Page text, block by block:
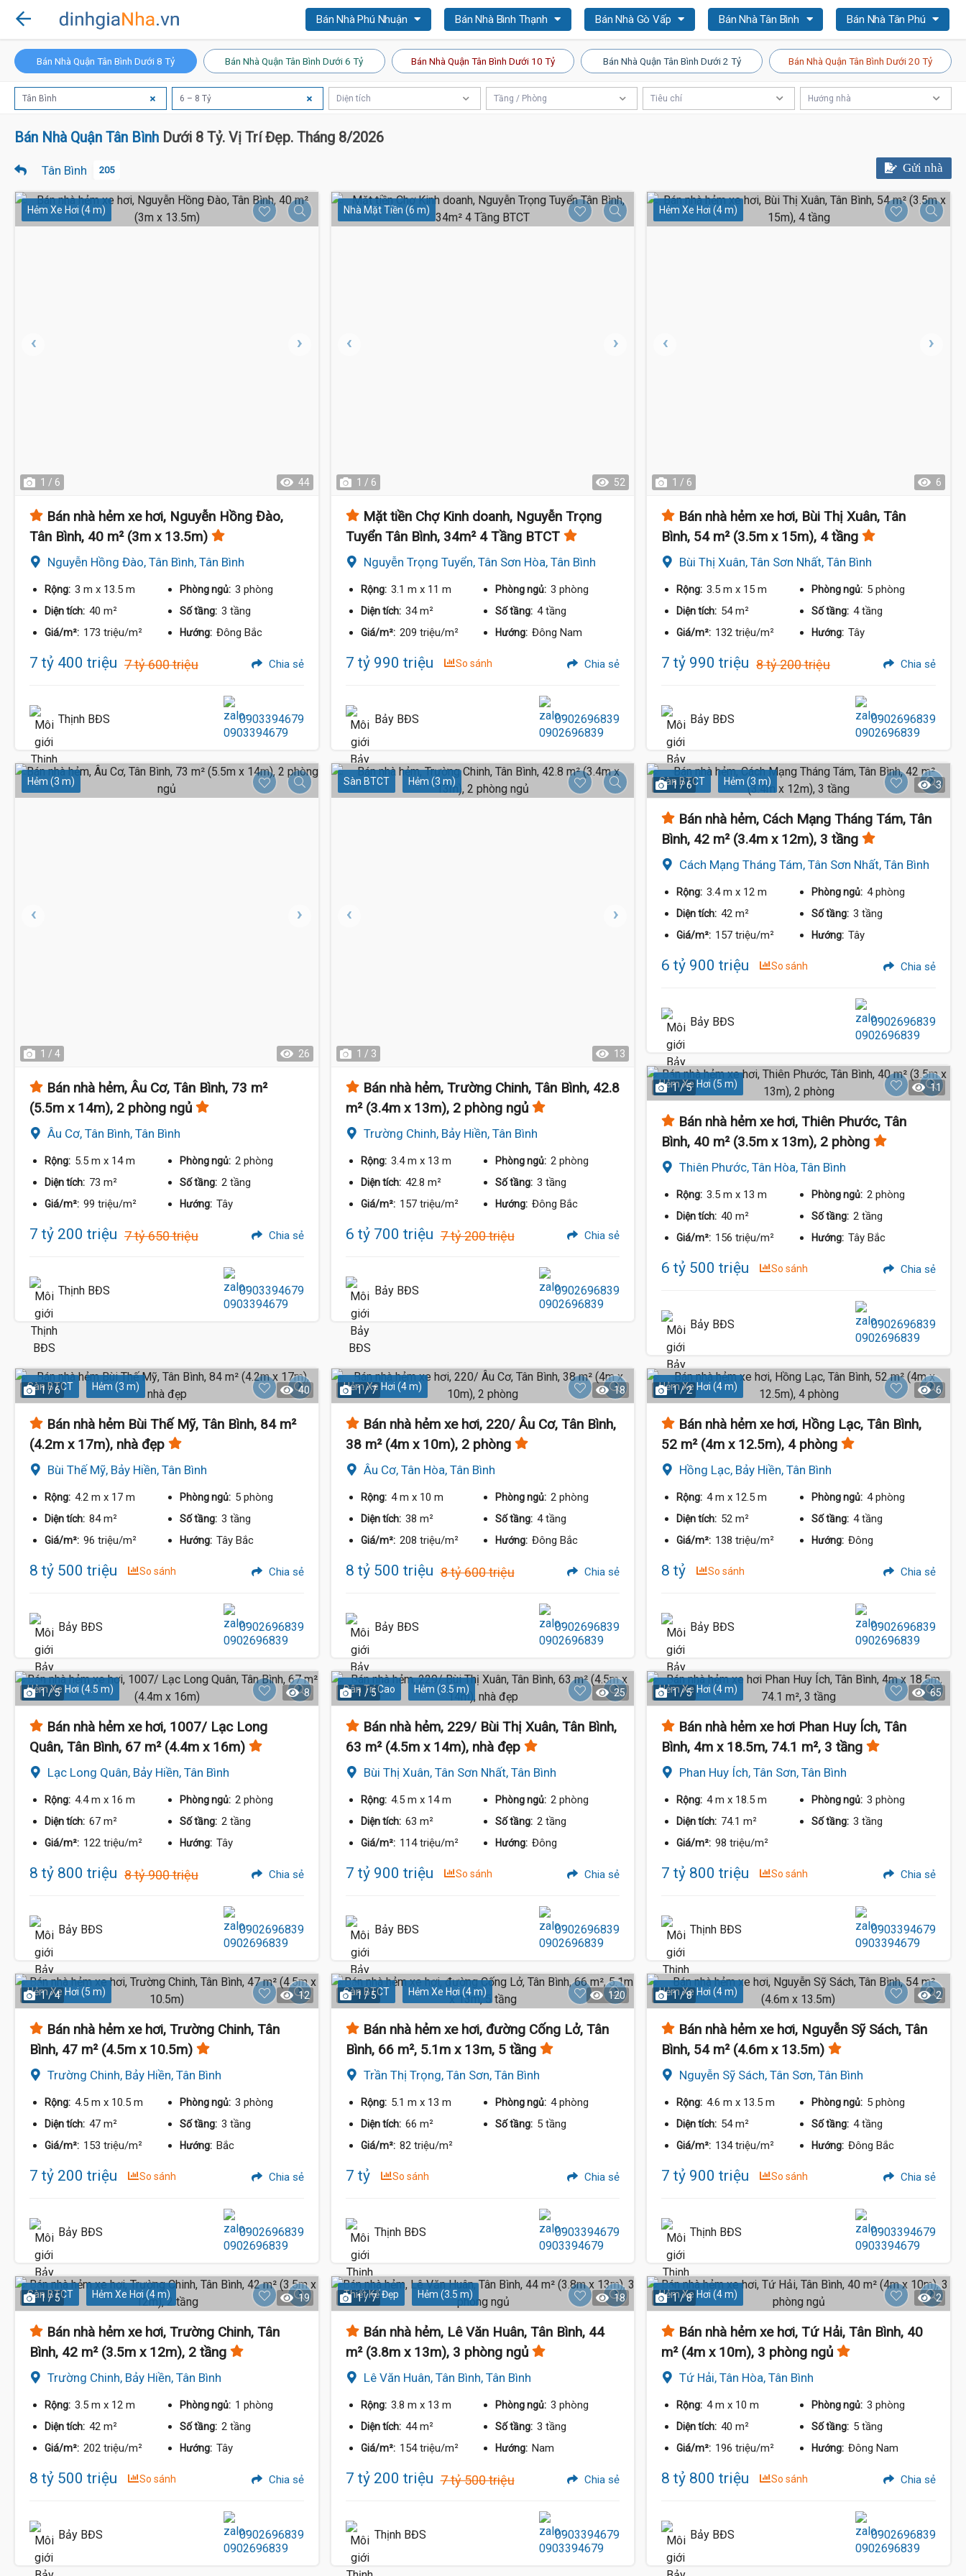
Bán Nhà Phú Nhuận Bán Nhà Bình Thạnh Bán Nhà Gò Vấp Bán Nhà Tân Bình Bán Nhà Tân Phú
Bán Nhà Quận Tân Bình Dưới 8 Tỷ Bán Nhà Quận Tân Bình Dưới 6 Tỷ Bán Nhà Quận Tân Bình Dưới 10 Tỷ Bán Nhà Quận Tân Bình Dưới 2 Tỷ Bán Nhà Quận Tân Bình Dưới 20 Tỷ
Tân Bình 6 – 8 Tỷ Diện tích Tầng / Phòng Tiêu chí Hướng nhà
Bán Nhà Quận Tân Bình Dưới 8 Tỷ. Vị Trí Đẹp. Tháng 8/2026
Gửi nhà
Tân Bình 205
Hẻm Xe Hơi (4 m)
1 / 6 44
Bán nhà hẻm xe hơi, Nguyễn Hồng Đào,
Tân Bình, 40 m² (3m x 13.5m)
Nguyễn Hồng Đào, Tân Bình, Tân Bình
Rộng: 3 m x 13.5 m Phòng ngủ: 3 phòng
Diện tích: 40 m² Số tầng: 3 tầng
Giá/m²: 173 triệu/m² Hướng: Đông Bắc
7 tỷ 400 triệu 7 tỷ 600 triệu Chia sẻ
Thịnh BĐS 0903394679
Nhà Mặt Tiền (6 m)
1 / 6 52
Mặt tiền Chợ Kinh doanh, Nguyễn Trọng
Tuyển Tân Bình, 34m² 4 Tầng BTCT
Nguyễn Trọng Tuyển, Tân Sơn Hòa, Tân Bình
Rộng: 3.1 m x 11 m Phòng ngủ: 3 phòng
Diện tích: 34 m² Số tầng: 4 tầng
Giá/m²: 209 triệu/m² Hướng: Đông Nam
7 tỷ 990 triệu So sánh Chia sẻ
Bảy BĐS 0902696839
Hẻm Xe Hơi (4 m)
1 / 6 6
Bán nhà hẻm xe hơi, Bùi Thị Xuân, Tân
Bình, 54 m² (3.5m x 15m), 4 tầng
Bùi Thị Xuân, Tân Sơn Nhất, Tân Bình
Rộng: 3.5 m x 15 m Phòng ngủ: 5 phòng
Diện tích: 54 m² Số tầng: 4 tầng
Giá/m²: 132 triệu/m² Hướng: Tây
7 tỷ 990 triệu 8 tỷ 200 triệu Chia sẻ
Bảy BĐS 0902696839
Hẻm (3 m)
1 / 4 26
Bán nhà hẻm, Âu Cơ, Tân Bình, 73 m²
(5.5m x 14m), 2 phòng ngủ
Âu Cơ, Tân Bình, Tân Bình
Rộng: 5.5 m x 14 m Phòng ngủ: 2 phòng
Diện tích: 73 m² Số tầng: 2 tầng
Giá/m²: 99 triệu/m² Hướng: Tây
7 tỷ 200 triệu 7 tỷ 650 triệu Chia sẻ
Thịnh BĐS 0903394679
Sàn BTCT Hẻm (3 m)
1 / 3 13
Bán nhà hẻm, Trường Chinh, Tân Bình, 42.8
m² (3.4m x 13m), 2 phòng ngủ
Trường Chinh, Bảy Hiền, Tân Bình
Rộng: 3.4 m x 13 m Phòng ngủ: 2 phòng
Diện tích: 42.8 m² Số tầng: 3 tầng
Giá/m²: 157 triệu/m² Hướng: Đông Bắc
6 tỷ 700 triệu 7 tỷ 200 triệu Chia sẻ
Bảy BĐS 0902696839
Sàn BTCT Hẻm (3 m)
1 / 6 3
Bán nhà hẻm, Cách Mạng Tháng Tám, Tân
Bình, 42 m² (3.4m x 12m), 3 tầng
Cách Mạng Tháng Tám, Tân Sơn Nhất, Tân Bình
Rộng: 3.4 m x 12 m Phòng ngủ: 4 phòng
Diện tích: 42 m² Số tầng: 3 tầng
Giá/m²: 157 triệu/m² Hướng: Tây
6 tỷ 900 triệu So sánh Chia sẻ
Bảy BĐS 0902696839
Hẻm Xe Hơi (5 m)
1 / 5 11
Bán nhà hẻm xe hơi, Thiên Phước, Tân
Bình, 40 m² (3.5m x 13m), 2 phòng
Thiên Phước, Tân Hòa, Tân Bình
Rộng: 3.5 m x 13 m Phòng ngủ: 2 phòng
Diện tích: 40 m² Số tầng: 2 tầng
Giá/m²: 156 triệu/m² Hướng: Tây Bắc
6 tỷ 500 triệu So sánh Chia sẻ
Bảy BĐS 0902696839
Sàn BTCT Hẻm (3 m)
1 / 6 40
Bán nhà hẻm Bùi Thế Mỹ, Tân Bình, 84 m²
(4.2m x 17m), nhà đẹp
Bùi Thế Mỹ, Bảy Hiền, Tân Bình
Rộng: 4.2 m x 17 m Phòng ngủ: 5 phòng
Diện tích: 84 m² Số tầng: 3 tầng
Giá/m²: 96 triệu/m² Hướng: Tây Bắc
8 tỷ 500 triệu So sánh Chia sẻ
Bảy BĐS 0902696839
Hẻm Xe Hơi (4 m)
1 / 7 18
Bán nhà hẻm xe hơi, 220/ Âu Cơ, Tân Bình,
38 m² (4m x 10m), 2 phòng
Âu Cơ, Tân Hòa, Tân Bình
Rộng: 4 m x 10 m Phòng ngủ: 2 phòng
Diện tích: 38 m² Số tầng: 4 tầng
Giá/m²: 208 triệu/m² Hướng: Đông Bắc
8 tỷ 500 triệu 8 tỷ 600 triệu Chia sẻ
Bảy BĐS 0902696839
Hẻm Xe Hơi (4 m)
1 / 2 6
Bán nhà hẻm xe hơi, Hồng Lạc, Tân Bình,
52 m² (4m x 12.5m), 4 phòng
Hồng Lạc, Bảy Hiền, Tân Bình
Rộng: 4 m x 12.5 m Phòng ngủ: 4 phòng
Diện tích: 52 m² Số tầng: 4 tầng
Giá/m²: 138 triệu/m² Hướng: Đông
8 tỷ So sánh Chia sẻ
Bảy BĐS 0902696839
Hẻm Xe Hơi (4.5 m)
1 / 5 8
Bán nhà hẻm xe hơi, 1007/ Lạc Long
Quân, Tân Bình, 67 m² (4.4m x 16m)
Lạc Long Quân, Bảy Hiền, Tân Bình
Rộng: 4.4 m x 16 m Phòng ngủ: 2 phòng
Diện tích: 67 m² Số tầng: 2 tầng
Giá/m²: 122 triệu/m² Hướng: Tây
8 tỷ 800 triệu 8 tỷ 900 triệu Chia sẻ
Bảy BĐS 0902696839
Dân Trí Cao Hẻm (3.5 m)
1 / 5 25
Bán nhà hẻm, 229/ Bùi Thị Xuân, Tân Bình,
63 m² (4.5m x 14m), nhà đẹp
Bùi Thị Xuân, Tân Sơn Nhất, Tân Bình
Rộng: 4.5 m x 14 m Phòng ngủ: 2 phòng
Diện tích: 63 m² Số tầng: 2 tầng
Giá/m²: 114 triệu/m² Hướng: Đông
7 tỷ 900 triệu So sánh Chia sẻ
Bảy BĐS 0902696839
Hẻm Xe Hơi (4 m)
1 / 5 65
Bán nhà hẻm xe hơi Phan Huy Ích, Tân
Bình, 4m x 18.5m, 74.1 m², 3 tầng
Phan Huy Ích, Tân Sơn, Tân Bình
Rộng: 4 m x 18.5 m Phòng ngủ: 3 phòng
Diện tích: 74.1 m² Số tầng: 3 tầng
Giá/m²: 98 triệu/m²
7 tỷ 800 triệu So sánh Chia sẻ
Thịnh BĐS 0903394679
Hẻm Xe Hơi (5 m)
1 / 4 12
Bán nhà hẻm xe hơi, Trường Chinh, Tân
Bình, 47 m² (4.5m x 10.5m)
Trường Chinh, Bảy Hiền, Tân Bình
Rộng: 4.5 m x 10.5 m Phòng ngủ: 3 phòng
Diện tích: 47 m² Số tầng: 3 tầng
Giá/m²: 153 triệu/m² Hướng: Bắc
7 tỷ 200 triệu So sánh Chia sẻ
Bảy BĐS 0902696839
Sàn BTCT Hẻm Xe Hơi (4 m)
1 / 5 120
Bán nhà hẻm xe hơi, đường Cống Lở, Tân
Bình, 66 m², 5.1m x 13m, 5 tầng
Trần Thị Trọng, Tân Sơn, Tân Bình
Rộng: 5.1 m x 13 m Phòng ngủ: 4 phòng
Diện tích: 66 m² Số tầng: 5 tầng
Giá/m²: 82 triệu/m²
7 tỷ So sánh Chia sẻ
Thịnh BĐS 0903394679
Hẻm Xe Hơi (4 m)
1 / 8 2
Bán nhà hẻm xe hơi, Nguyễn Sỹ Sách, Tân
Bình, 54 m² (4.6m x 13.5m)
Nguyễn Sỹ Sách, Tân Sơn, Tân Bình
Rộng: 4.6 m x 13.5 m Phòng ngủ: 5 phòng
Diện tích: 54 m² Số tầng: 4 tầng
Giá/m²: 134 triệu/m² Hướng: Đông Bắc
7 tỷ 900 triệu So sánh Chia sẻ
Thịnh BĐS 0903394679
Sàn BTCT Hẻm Xe Hơi (4 m)
1 / 5 19
Bán nhà hẻm xe hơi, Trường Chinh, Tân
Bình, 42 m² (3.5m x 12m), 2 tầng
Trường Chinh, Bảy Hiền, Tân Bình
Rộng: 3.5 m x 12 m Phòng ngủ: 1 phòng
Diện tích: 42 m² Số tầng: 2 tầng
Giá/m²: 202 triệu/m² Hướng: Tây
8 tỷ 500 triệu So sánh Chia sẻ
Bảy BĐS 0902696839
Thiết Kế Đẹp Hẻm (3.5 m)
1 / 7 18
Bán nhà hẻm, Lê Văn Huân, Tân Bình, 44
m² (3.8m x 13m), 3 phòng ngủ
Lê Văn Huân, Tân Bình, Tân Bình
Rộng: 3.8 m x 13 m Phòng ngủ: 3 phòng
Diện tích: 44 m² Số tầng: 3 tầng
Giá/m²: 154 triệu/m² Hướng: Nam
7 tỷ 200 triệu 7 tỷ 500 triệu Chia sẻ
Thịnh BĐS 0903394679
Hẻm Xe Hơi (4 m)
1 / 8 2
Bán nhà hẻm xe hơi, Tứ Hải, Tân Bình, 40
m² (4m x 10m), 3 phòng ngủ
Tứ Hải, Tân Hòa, Tân Bình
Rộng: 4 m x 10 m Phòng ngủ: 3 phòng
Diện tích: 40 m² Số tầng: 5 tầng
Giá/m²: 196 triệu/m² Hướng: Đông Nam
8 tỷ 800 triệu So sánh Chia sẻ
Bảy BĐS 0902696839
7.99 Tỷ
6.7 Tỷ
6.9 Tỷ
8.8 Tỷ
8.8 Tỷ